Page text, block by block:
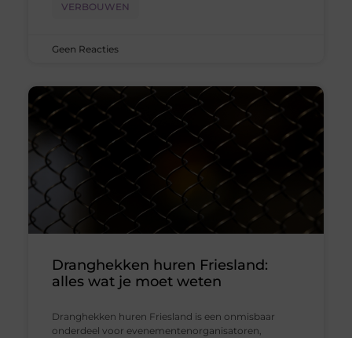
VERBOUWEN
Geen Reacties
Dranghekken huren Friesland:
alles wat je moet weten
Dranghekken huren Friesland is een onmisbaar
onderdeel voor evenementenorganisatoren,